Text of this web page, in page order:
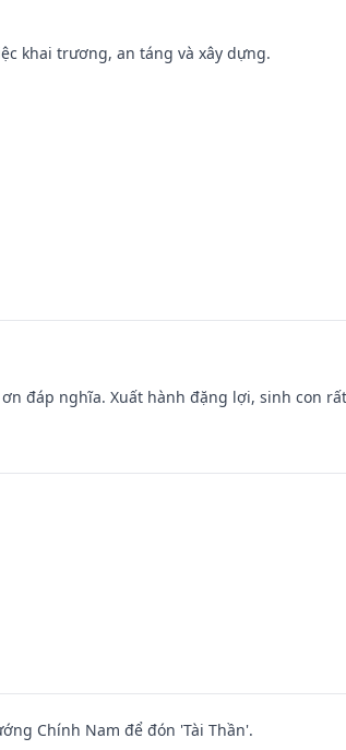
khai trương, an táng và xây dựng.
đáp nghĩa. Xuất hành đặng lợi, sinh con
Chính Nam để đón 'Tài Thần'.